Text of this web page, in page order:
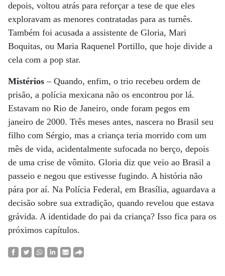
depois, voltou atrás para reforçar a tese de que eles
exploravam as menores contratadas para as turnês.
Também foi acusada a assistente de Gloria, Mari
Boquitas, ou Maria Raquenel Portillo, que hoje divide a
cela com a pop star.
Mistérios– Quando, enfim, o trio recebeu ordem de
prisão, a polícia mexicana não os encontrou por lá.
Estavam no Rio de Janeiro, onde foram pegos em
janeiro de 2000. Três meses antes, nascera no Brasil seu
filho com Sérgio, mas a criança teria morrido com um
mês de vida, acidentalmente sufocada no berço, depois
de uma crise de vômito. Gloria diz que veio ao Brasil a
passeio e negou que estivesse fugindo. A história não
pára por aí. Na Polícia Federal, em Brasília, aguardava a
decisão sobre sua extradição, quando revelou que estava
grávida. A identidade do pai da criança? Isso fica para os
próximos capítulos.